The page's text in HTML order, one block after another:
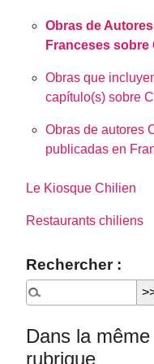
Obras de Autores
Franceses sobre
Obras que
capítulo(s) sobre
Obras de autores
publicadas en
Le Kiosque Chilien
Restaurants chiliens
Rechercher :
Dans la même
rubrique